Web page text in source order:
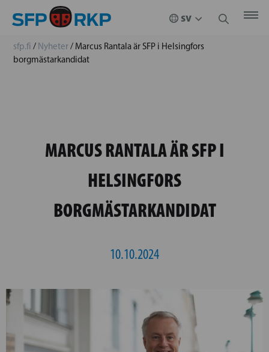
sfp.fi / Nyheter/ Marcus Rantala är SFP i Helsingfors
borgmästarkandidat
MARCUS RANTALA ÄR SFP I
HELSINGFORS
BORGMÄSTARKANDIDAT
10.10.2024